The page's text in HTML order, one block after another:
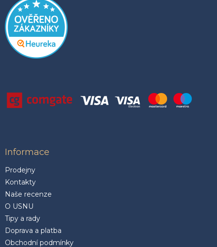
Informace
Prodejny
Kontakty
Naše recenze
O USNU
Tipy a rady
Doprava a platba
Obchodní podmínky